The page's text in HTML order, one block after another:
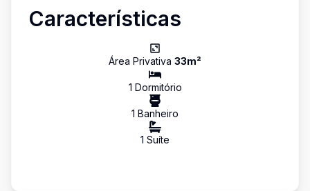
Características
Área Privativa 33m²
1 Dormitório
1 Banheiro
1 Suíte